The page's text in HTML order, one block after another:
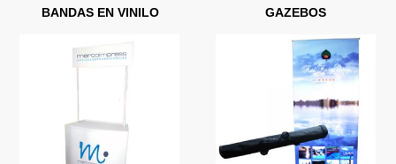
BANDAS EN VINILO GAZEBOS